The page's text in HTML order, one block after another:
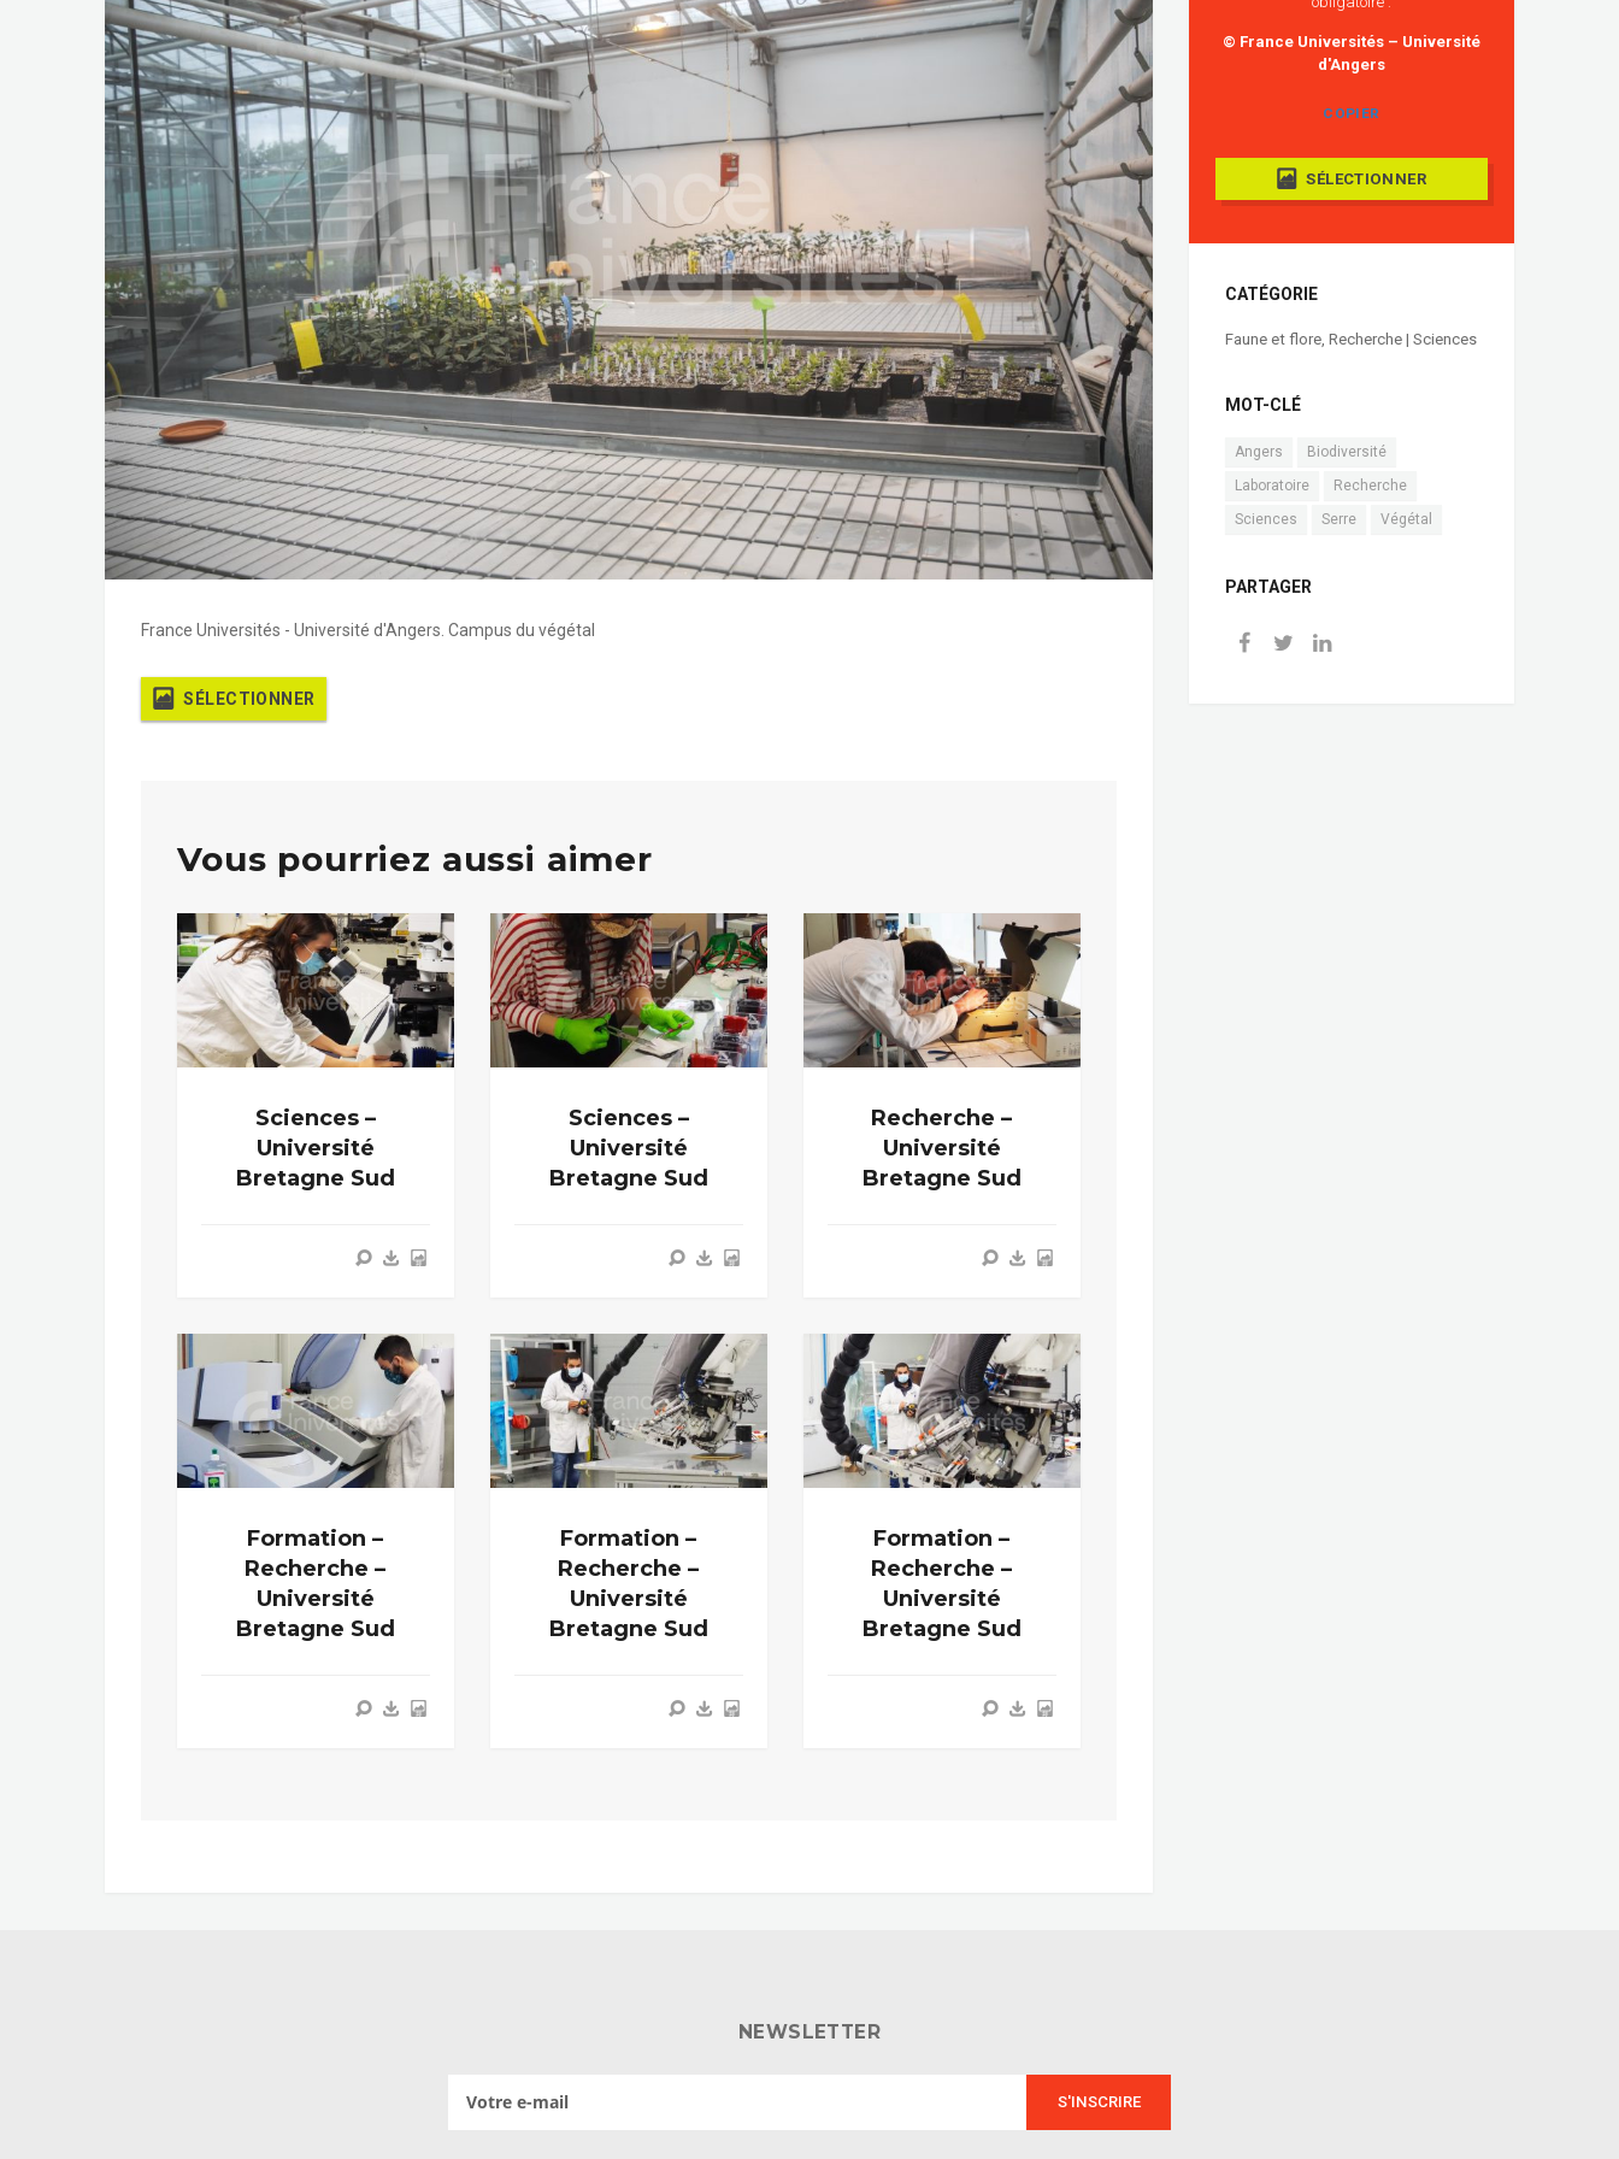
France Universités - Université d'Angers. Campus du végétal
SÉLECTIONNER
Vous pourriez aussi aimer
Sciences –
Université
Bretagne Sud
Sciences –
Université
Bretagne Sud
Recherche –
Université
Bretagne Sud
Formation –
Recherche –
Université
Bretagne Sud
Formation –
Recherche –
Université
Bretagne Sud
Formation –
Recherche –
Université
Bretagne Sud
© France Universités – Université
d'Angers
COPIER
SÉLECTIONNER
CATÉGORIE
Faune et flore, Recherche | Sciences
MOT-CLÉ
Angers
Biodiversité
Laboratoire
Recherche
Sciences
Serre Végétal
PARTAGER
NEWSLETTER